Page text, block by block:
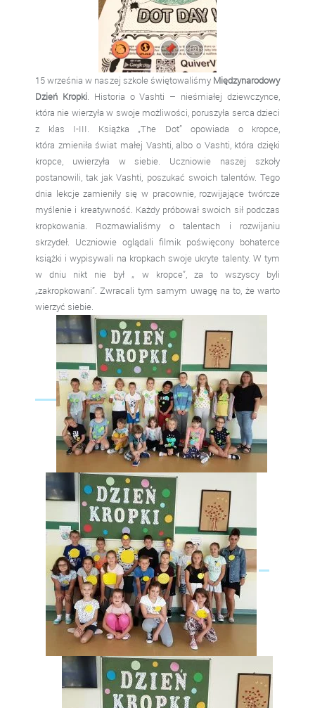
15 września w naszej szkole świętowaliśmy Międzynarodowy
Dzień Kropki. Historia o Vashti – nieśmiałej dziewczynce,
która nie wierzyła w swoje możliwości, poruszyła serca dzieci
z klas I-III. Książka „The Dot” opowiada o kropce,
która zmieniła świat małej Vashti, albo o Vashti, która dzięki
kropce, uwierzyła w siebie. Uczniowie naszej szkoły
postanowili, tak jak Vashti, poszukać swoich talentów. Tego
dnia lekcje zamieniły się w pracownie, rozwijające twórcze
myślenie i kreatywność. Każdy próbował swoich sił podczas
kropkowania. Rozmawialiśmy o talentach i rozwijaniu
skrzydeł. Uczniowie oglądali filmik poświęcony bohaterce
książki i wypisywali na kropkach swoje ukryte talenty. W tym
w dniu nikt nie był „ w kropce”, za to wszyscy byli
„zakropkowani”. Zwracali tym samym uwagę na to, że warto
wierzyć siebie.